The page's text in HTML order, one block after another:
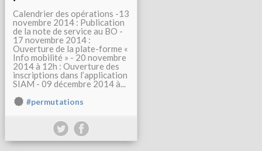
Calendrier des opérations -13
novembre 2014 : Publication
de la note de service au BO -
17 novembre 2014 :
Ouverture de la plate-forme «
Info mobilité » - 20 novembre
2014 à 12h : Ouverture des
inscriptions dans l’application
SIAM - 09 décembre 2014 à...
#permutations